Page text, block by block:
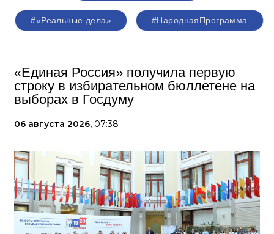
#«Реальные дела» #НароднаяПрограмма
«Единая Россия» получила первую
строку в избирательном бюллетене на
выборах в Госдуму
06 августа 2026, 07:38